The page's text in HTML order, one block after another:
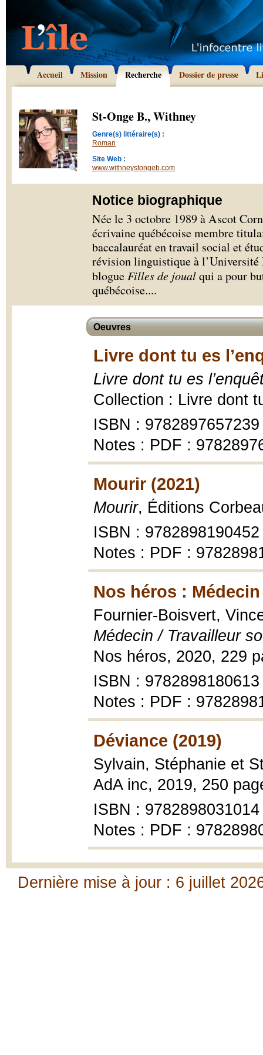
Accueil Mission Recherche Dossier de presse
St-Onge B., Withney
Genre(s) littéraire(s) :
Roman
Site Web :
www.withneystongeb.com
Notice biographique
Née le 3 octobre 1989 à Ascot
écrivaine québécoise membre
baccalauréat en travail social et
révision linguistique à l’Université
blogue Filles de joualqui a pour
québécoise....
Oeuvres
Livre dont tu es
Livre dont tu es
Collection : Livre dont
ISBN : 9782897657239
Notes : PDF :
Mourir (2021)
Mourir, Éditions
ISBN : 9782898190452
Notes : PDF :
Nos héros :
Fournier-Boisvert,
Médecin / Travailleur
Nos héros, 2020, 229
ISBN : 9782898180613
Notes : PDF :
Déviance (2019)
Sylvain, Stéphanie et
AdA inc, 2019, 250
ISBN : 9782898031014
Notes : PDF :
Dernière mise à jour : 6 juillet